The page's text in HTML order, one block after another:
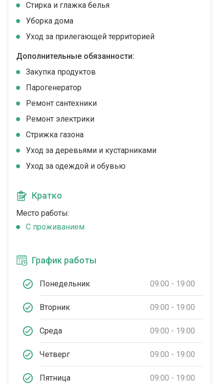
Стирка и глажка белья
Уборка дома
Уход за прилегающей территорией
Дополнительные обязанности:
Закупка продуктов
Парогенератор
Ремонт сантехники
Ремонт электрики
Стрижка газона
Уход за деревьями и кустарниками
Уход за одеждой и обувью
Кратко
Место работы:
C проживанием
График работы
Понедельник 09:00 - 19:00
Вторник 09:00 - 19:00
Среда 09:00 - 19:00
Четверг 09:00 - 19:00
Пятница 09:00 - 19:00